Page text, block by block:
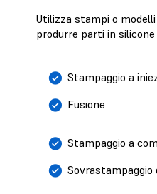
Utilizza stampi o
produrre parti in
Stampaggio a
Fusione
Stampaggio a